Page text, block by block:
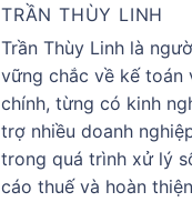
TRẦN THÙY LINH
Trần Thùy Linh là
vững chắc về kế toán
chính, từng có kinh
trợ nhiều doanh
trong quá trình xử lý
cáo thuế và hoàn